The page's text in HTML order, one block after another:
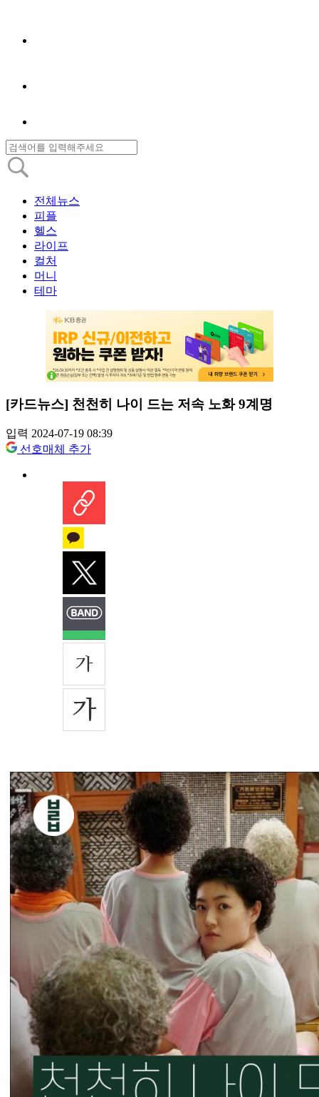
전체뉴스
피플
헬스
라이프
컬처
머니
테마
[카드뉴스] 천천히 나이 드는 저속 노화 9계명
입력 2024-07-19 08:39
선호매체 추가